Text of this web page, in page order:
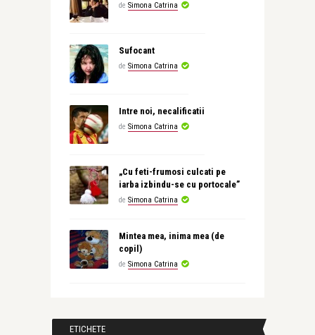
de Simona Catrina
Sufocant
de Simona Catrina
Intre noi, necalificatii
de Simona Catrina
„Cu feti-frumosi culcati pe
iarba izbindu-se cu portocale”
de Simona Catrina
Mintea mea, inima mea (de
copil)
de Simona Catrina
ETICHETE